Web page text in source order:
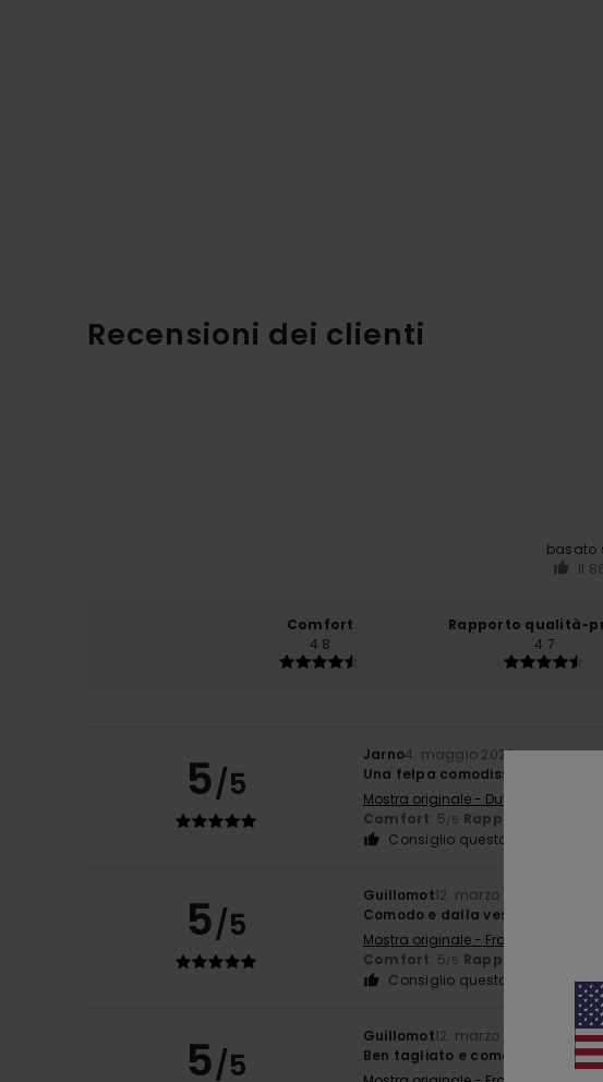
Recensioni dei clienti
basato
Il
Comfort
4.8
Rapporto qualità-
4.7
5/5
Jarno4. maggio 2026
Una felpa comodissima. Ha
Mostra originale - Dutch
Comfort: 5/5 Rapporto qualità-
Consiglio questo prodotto
5/5
Guillomot12. marzo 2026
Comodo e dalla vestibilità
Mostra originale - Français
Comfort: 5/5 Rapporto qualità-
Consiglio questo prodotto
5/5
Guillomot12. marzo 2026
Ben tagliato e comodo